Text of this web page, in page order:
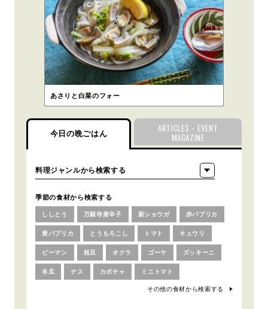
あさりと白菜のフォー
今日の晩ごはん
ARTICLES・EVENT
MAGAZINE
季節の食材から検索する
ししとう 万願寺唐辛子 新ショウガ 赤パプリカ
黄パプリカ とうもろこし トマト キュウリ
ピーマン 枝豆 オクラ ゴーヤ ズッキーニ
冬瓜 ナス カボチャ ミニトマト
その他の食材から検索する